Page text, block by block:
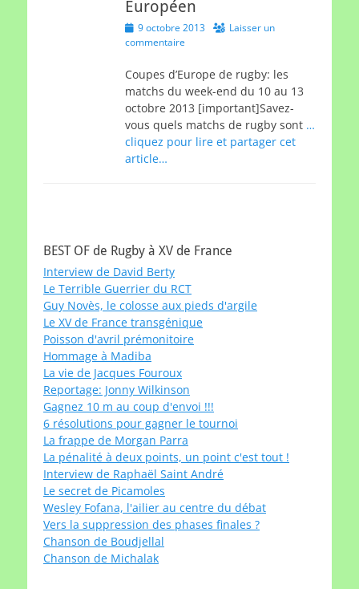
Européen
Posted
on
9 octobre 2013
Laisser un
commentaire
Coupes d’Europe de rugby: les
matchs du week-end du 10 au 13
octobre 2013 [important]Savez-
vous quels matchs de rugby sont …
cliquez pour lire et partager cet
article…
BEST OF de Rugby à XV de France
Interview de David Berty
Le Terrible Guerrier du RCT
Guy Novès, le colosse aux pieds d'argile
Le XV de France transgénique
Poisson d'avril prémonitoire
Hommage à Madiba
La vie de Jacques Fouroux
Reportage: Jonny Wilkinson
Gagnez 10 m au coup d'envoi !!!
6 résolutions pour gagner le tournoi
La frappe de Morgan Parra
La pénalité à deux points, un point c'est tout !
Interview de Raphaël Saint André
Le secret de Picamoles
Wesley Fofana, l'ailier au centre du débat
Vers la suppression des phases finales ?
Chanson de Boudjellal
Chanson de Michalak